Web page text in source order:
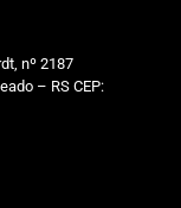
nº 2187
– RS CEP: